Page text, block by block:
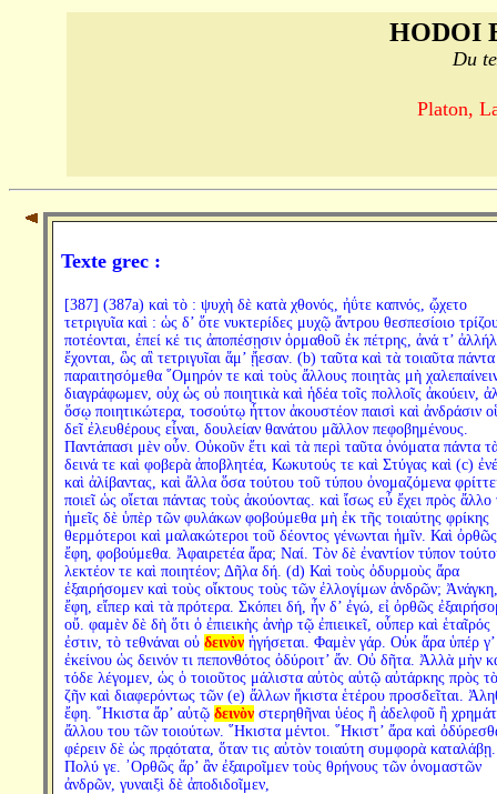
HODOI
Du
Platon,
Texte grec :
[387] (387a) καὶ τὸ : ψυχὴ δὲ κατὰ χθονός, ἠΰτε καπνός, ᾤχετο
τετριγυῖα καὶ : ὡς δ’ ὅτε νυκτερίδες μυχῷ ἄντρου θεσπεσίοιο
ποτέονται, ἐπεί κέ τις ἀποπέσῃσιν ὁρμαθοῦ ἐκ πέτρης, ἀνά τ’
ἔχονται, ὣς αἳ τετριγυῖαι ἅμ’ ᾔεσαν. (b) ταῦτα καὶ τὰ τοιαῦτα πάντα
παραιτησόμεθα ῞Ομηρόν τε καὶ τοὺς ἄλλους ποιητὰς μὴ
διαγράφωμεν, οὐχ ὡς οὐ ποιητικὰ καὶ ἡδέα τοῖς πολλοῖς ἀκούειν,
ὅσῳ ποιητικώτερα, τοσούτῳ ἧττον ἀκουστέον παισὶ καὶ ἀνδράσιν
δεῖ ἐλευθέρους εἶναι, δουλείαν θανάτου μᾶλλον πεφοβημένους.
Παντάπασι μὲν οὖν. Οὐκοῦν ἔτι καὶ τὰ περὶ ταῦτα ὀνόματα πάντα
δεινά τε καὶ φοβερὰ ἀποβλητέα, Κωκυτούς τε καὶ Στύγας καὶ (c)
καὶ ἀλίβαντας, καὶ ἄλλα ὅσα τούτου τοῦ τύπου ὀνομαζόμενα
ποιεῖ ὡς οἴεται πάντας τοὺς ἀκούοντας. καὶ ἴσως εὖ ἔχει πρὸς ἄλλο
ἡμεῖς δὲ ὑπὲρ τῶν φυλάκων φοβούμεθα μὴ ἐκ τῆς τοιαύτης φρίκης
θερμότεροι καὶ μαλακώτεροι τοῦ δέοντος γένωνται ἡμῖν. Καὶ
ἔφη, φοβούμεθα. Ἀφαιρετέα ἄρα; Ναί. Τὸν δὲ ἐναντίον τύπον
λεκτέον τε καὶ ποιητέον; Δῆλα δή. (d) Καὶ τοὺς ὀδυρμοὺς ἄρα
ἐξαιρήσομεν καὶ τοὺς οἴκτους τοὺς τῶν ἐλλογίμων ἀνδρῶν; Ἀνάγκη,
ἔφη, εἴπερ καὶ τὰ πρότερα. Σκόπει δή, ἦν δ’ ἐγώ, εἰ ὀρθῶς
οὔ. φαμὲν δὲ δὴ ὅτι ὁ ἐπιεικὴς ἀνὴρ τῷ ἐπιεικεῖ, οὗπερ καὶ ἑταῖρός
ἐστιν, τὸ τεθνάναι οὐ δεινὸνἡγήσεται. Φαμὲν γάρ. Οὐκ ἄρα ὑπέρ γ’
ἐκείνου ὡς δεινόν τι πεπονθότος ὀδύροιτ’ ἄν. Οὐ δῆτα. Ἀλλὰ μὴν
τόδε λέγομεν, ὡς ὁ τοιοῦτος μάλιστα αὐτὸς αὑτῷ αὐτάρκης πρὸς
ζῆν καὶ διαφερόντως τῶν (e) ἄλλων ἥκιστα ἑτέρου προσδεῖται.
ἔφη. ῞Ηκιστα ἄρ’ αὐτῷ δεινὸνστερηθῆναι ὑέος ἢ ἀδελφοῦ ἢ
ἄλλου του τῶν τοιούτων. ῞Ηκιστα μέντοι. ῞Ηκιστ’ ἄρα καὶ
φέρειν δὲ ὡς πρᾳότατα, ὅταν τις αὐτὸν τοιαύτη συμφορὰ καταλάβῃ.
Πολύ γε. ᾿Ορθῶς ἄρ’ ἂν ἐξαιροῖμεν τοὺς θρήνους τῶν ὀνομαστῶν
ἀνδρῶν, γυναιξὶ δὲ ἀποδιδοῖμεν,